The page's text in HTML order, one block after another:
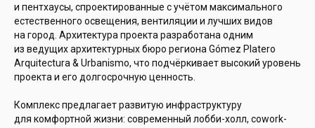
и пентхаусы, спроектированные с учётом максимального
естественного освещения, вентиляции и лучших видов
на город. Архитектура проекта разработана одним
из ведущих архитектурных бюро региона Gómez Platero
Arquitectura & Urbanismo, что подчёркивает высокий уровень
проекта и его долгосрочную ценность.
Комплекс предлагает развитую инфраструктуру
для комфортной жизни: современный лобби-холл, cowork-